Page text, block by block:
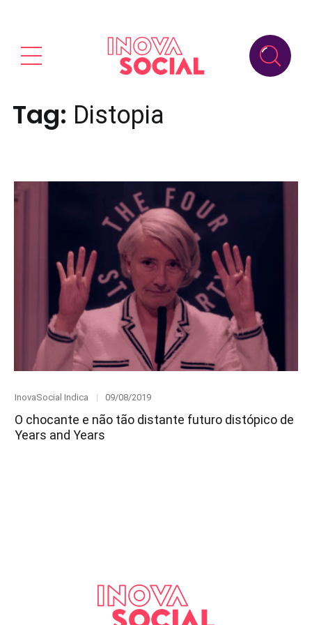
Tag: Distopia
Category
InovaSocial Indica
Posted
09/08/2019
O chocante e não tão distante futuro distópico de
Years and Years